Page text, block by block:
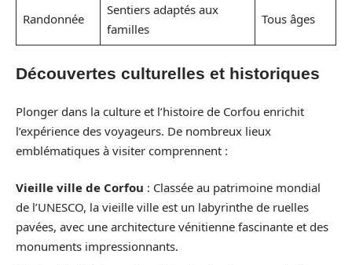
Randonnée
Sentiers adaptés aux
familles
Tous âges
Découvertes culturelles et historiques
Plonger dans la culture et l’histoire de Corfou enrichit
l’expérience des voyageurs. De nombreux lieux
emblématiques à visiter comprennent :
Vieille ville de Corfou : Classée au patrimoine mondial
de l’UNESCO, la vieille ville est un labyrinthe de ruelles
pavées, avec une architecture vénitienne fascinante et des
monuments impressionnants.